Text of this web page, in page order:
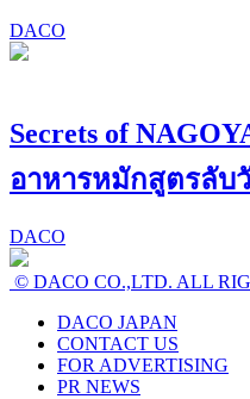
DACO
Secrets of
อาหารหมักสูตรลับ
DACO
© DACO CO.,LTD. ALL
DACO JAPAN
CONTACT US
FOR ADVERTISING
PR NEWS